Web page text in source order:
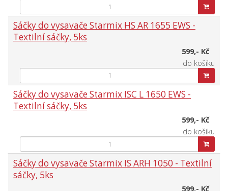
Sáčky do vysavače Starmix HS AR 1655 EWS -
Textilní sáčky, 5ks
599,- Kč
do košíku
Sáčky do vysavače Starmix ISC L 1650 EWS -
Textilní sáčky, 5ks
599,- Kč
do košíku
Sáčky do vysavače Starmix IS ARH 1050 - Textilní
sáčky, 5ks
599,- Kč